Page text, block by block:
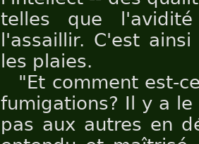
telles que
l'assaillir. C'est
les plaies.
"Et comment est-
fumigations? Il y a
pas aux autres en